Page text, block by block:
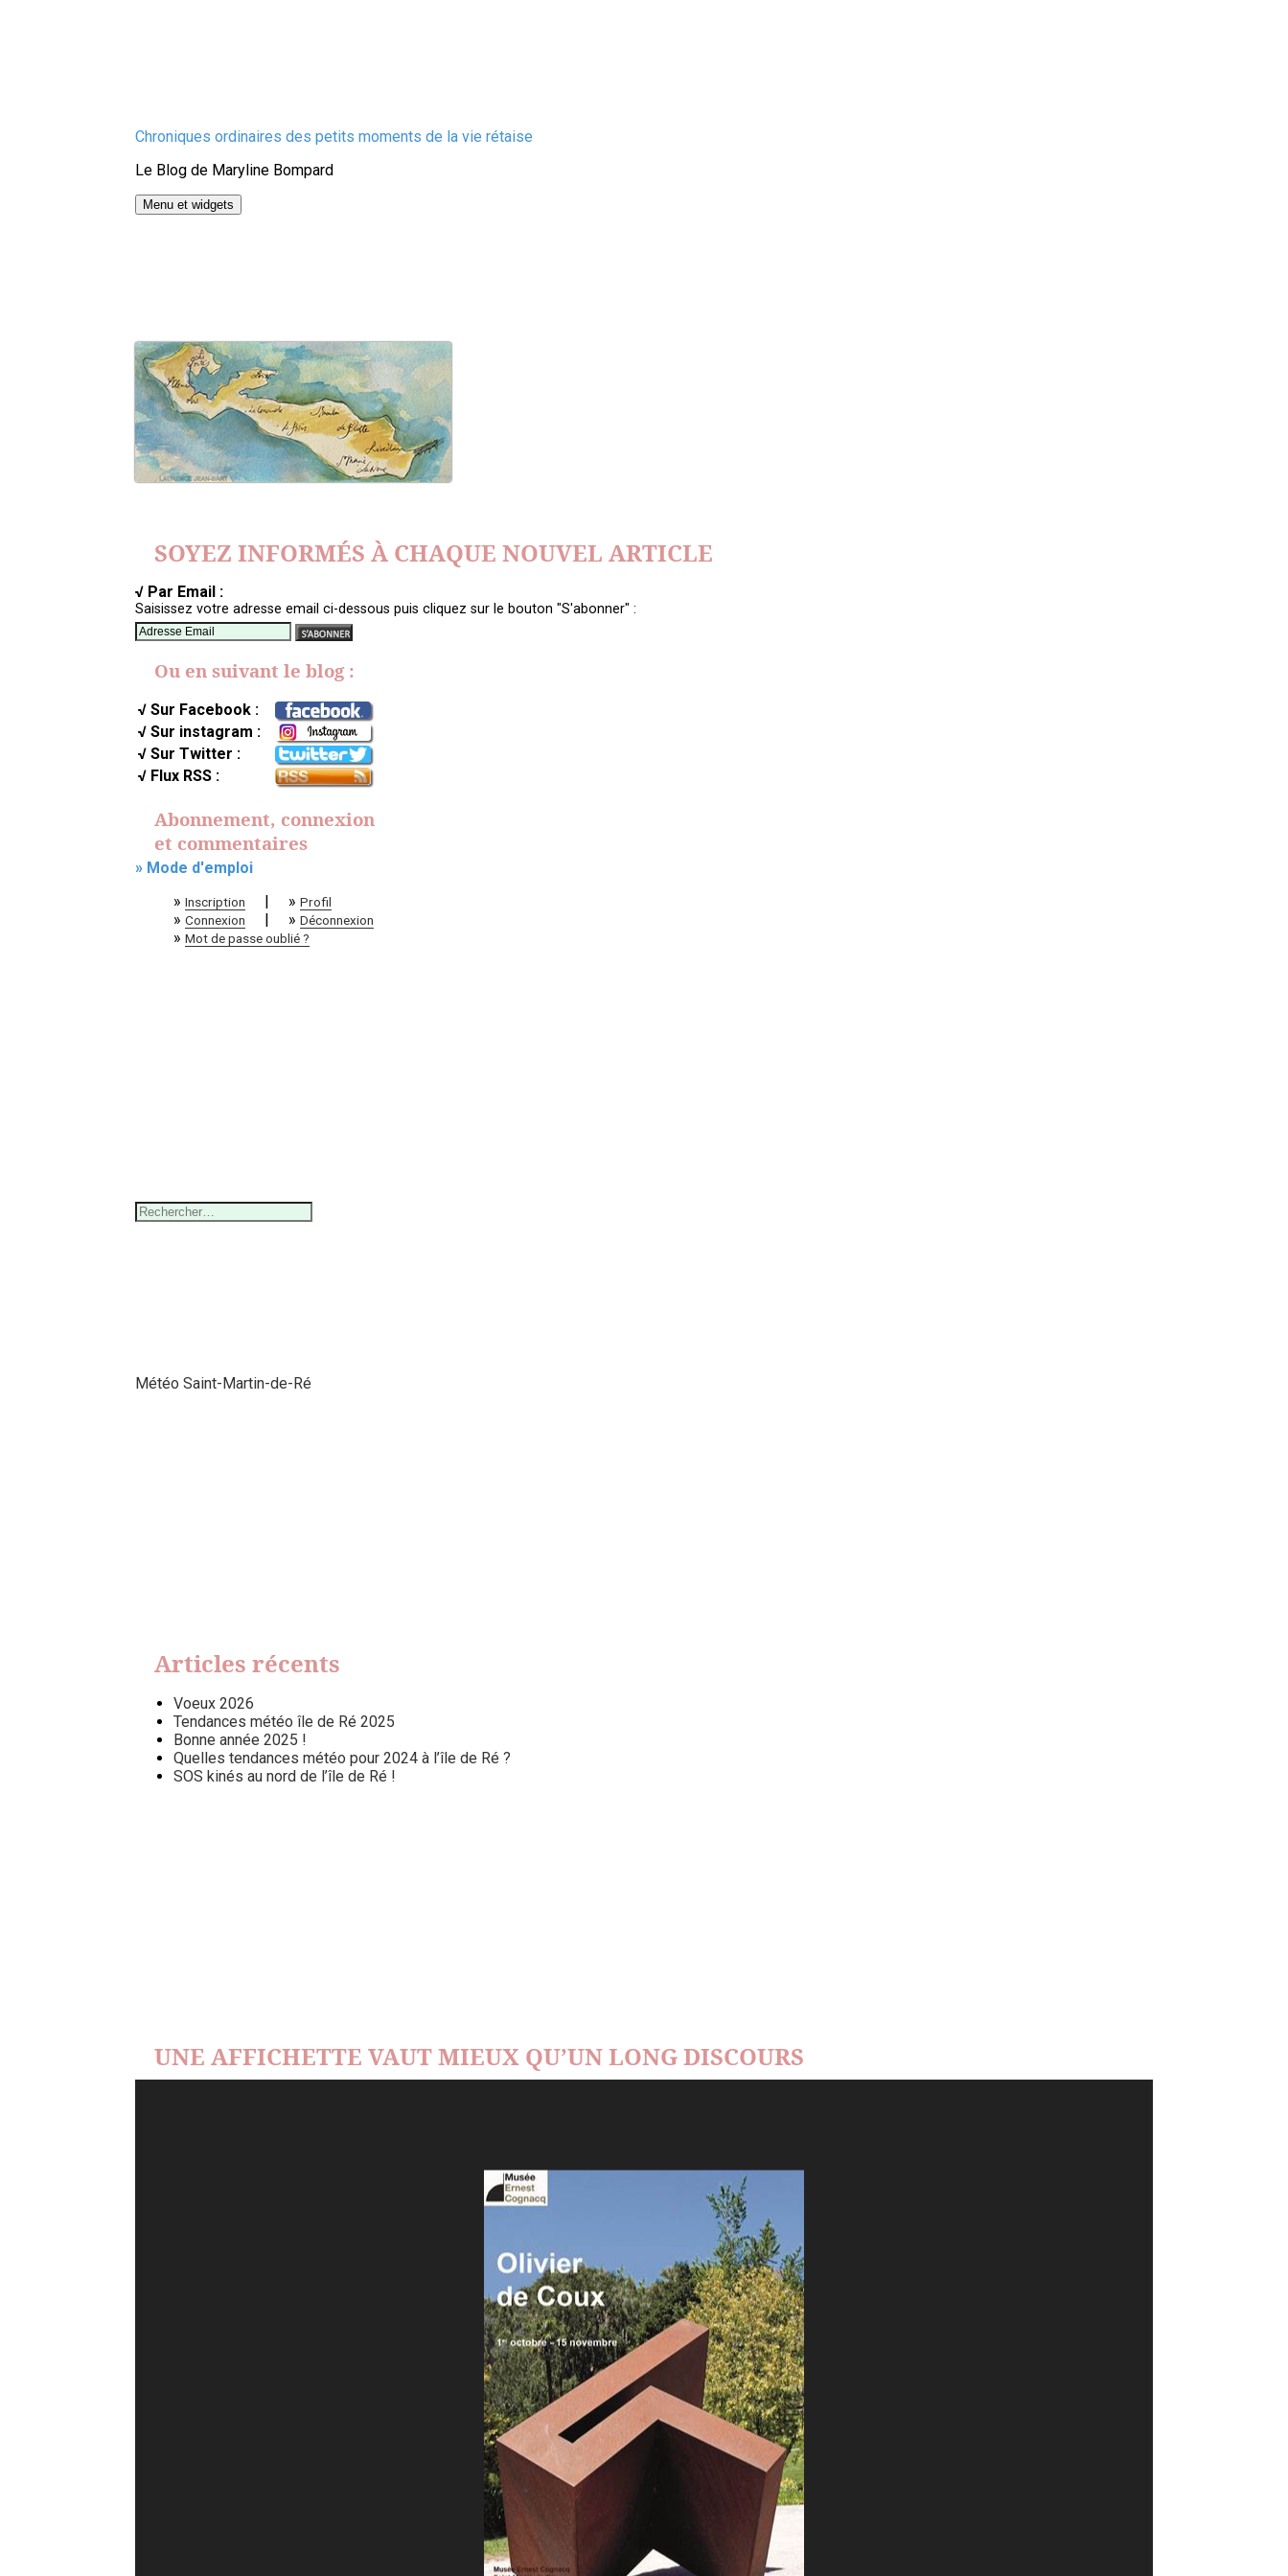
Chroniques ordinaires des petits moments de la vie rétaise
Le Blog de Maryline Bompard
Menu et widgets
SOYEZ INFORMÉS À CHAQUE NOUVEL ARTICLE
√ Par Email :
Saisissez votre adresse email ci-dessous puis cliquez sur le bouton "S'abonner" :
Ou en suivant le blog :
√ Sur Facebook :
√ Sur instagram :
√ Sur Twitter :
√ Flux RSS :
Abonnement, connexion
et commentaires
» Mode d'emploi
» Inscription » Profil
» Connexion » Déconnexion
» Mot de passe oublié ?
Rechercher :
Météo Saint-Martin-de-Ré
Articles récents
Voeux 2026
Tendances météo île de Ré 2025
Bonne année 2025 !
Quelles tendances météo pour 2024 à l’île de Ré ?
SOS kinés au nord de l’île de Ré !
UNE AFFICHETTE VAUT MIEUX QU’UN LONG DISCOURS